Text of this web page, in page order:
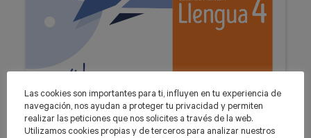
Las cookies son importantes para ti, influyen en tu experiencia de
navegación, nos ayudan a proteger tu privacidad y permiten
realizar las peticiones que nos solicites a través de la web.
Utilizamos cookies propias y de terceros para analizar nuestros